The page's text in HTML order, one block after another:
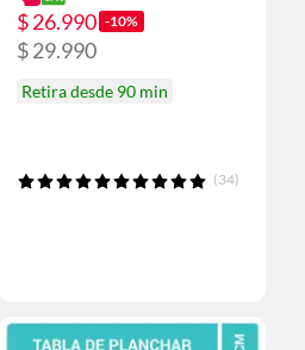
$ 26.990 -10%
$ 29.990
Retira desde 90 min
(34)